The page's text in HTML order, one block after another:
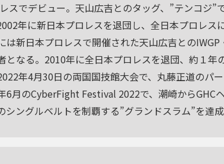
スでデビュー。天山広吉とのタッグ、”テンコジ”
年に新日本プロレスを退団し、全日本プロレス
は新日本プロレスで開催された天山広吉との
となる。2010年に全日本プロレスを退団、約１年
年4月30日の両国国技館大会で、丸藤正道のパ
6月のCyberFight Festival 2022で、潮崎からGHC
シングルベルトを制覇する”グランドスラム”を達成